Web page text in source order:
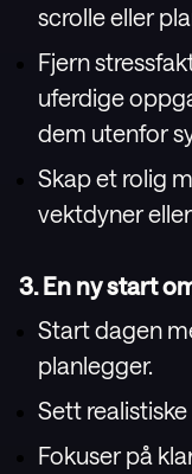
scrolle eller
Fjern
uferdige
dem utenfor
Skap et rolig
vektdyner
3. En ny start
Start dagen
planlegger.
Sett
Fokuser på